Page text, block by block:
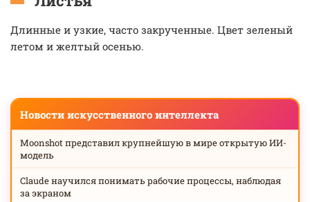
Длинные и узкие, часто закрученные. Цвет зеленый
летом и желтый осенью.
Новости искусственного интеллекта
Moonshot представил крупнейшую в мире открытую ИИ-
модель
Claude научился понимать рабочие процессы, наблюдая
за экраном